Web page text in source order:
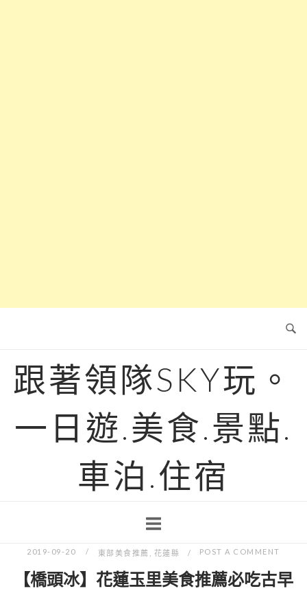
跟著領隊SKY玩。
一日遊.美食.景點.
車泊.住宿
2019-09-20 東部美食推薦 花蓮縣 POST A COMMENT
【橋頭冰】花蓮玉里美食推薦必吃古早